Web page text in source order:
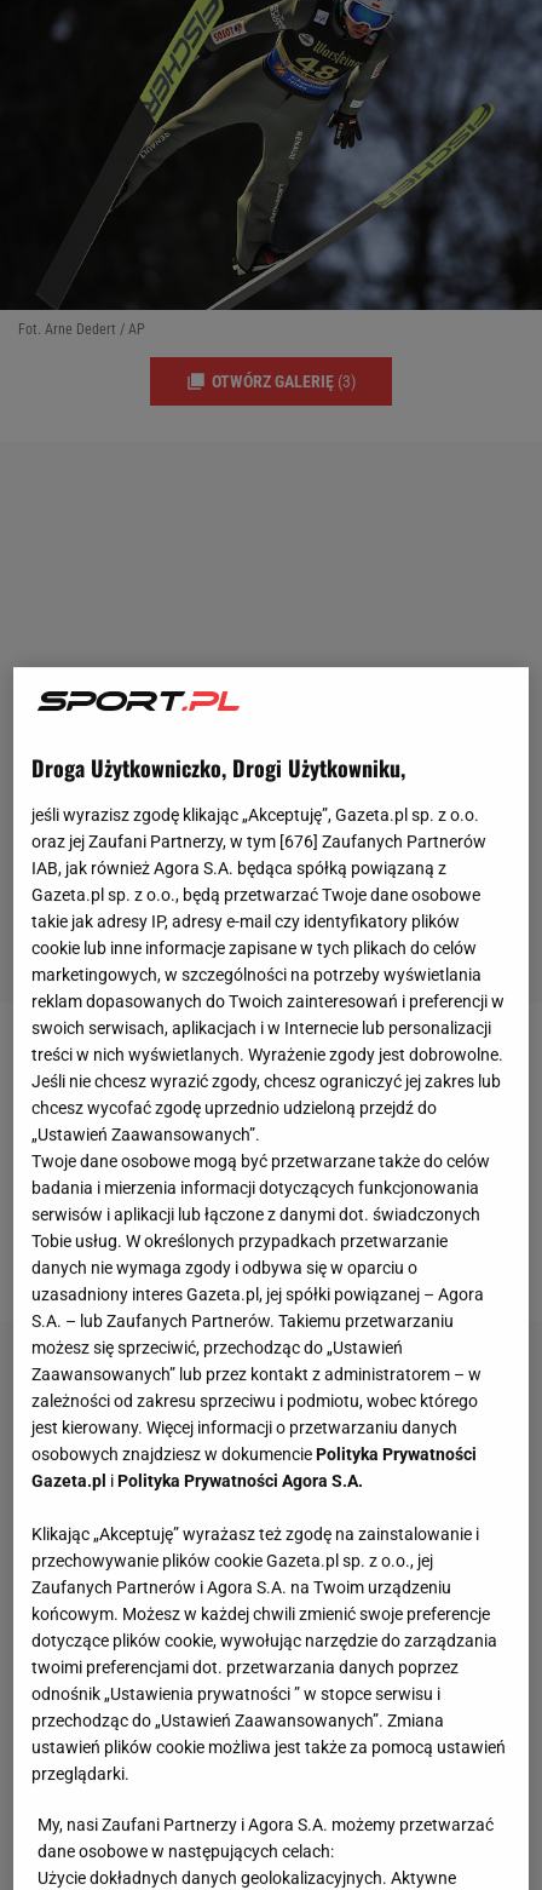
Fot. Arne Dedert / AP
OTWÓRZ GALERIĘ (3)
Po raz kolejny w tym sezonie okazuje się, że
kwalifikacje do konkursu indywidualnego są zupełnie
niepotrzebne. WKlingenthal
zgłoszonych zostało tylko 50zawodników, przez co
organizatorzy podjęli decyzję o zastąpieniu ich
prologiem, w którym wystartują wszyscy zawodnicy.
Przed nim odbędą się dwie serie treningowe.
Droga Użytkowniczko, Drogi Użytkowniku,
jeśli wyrazisz zgodę klikając „Akceptuję”, Gazeta.pl sp. z o.o.
oraz jej Zaufani Partnerzy, w tym [676] Zaufanych Partnerów
IAB, jak również Agora S.A. będąca spółką powiązaną z
Gazeta.pl sp. z o.o., będą przetwarzać Twoje dane osobowe
takie jak adresy IP, adresy e-mail czy identyfikatory plików
cookie lub inne informacje zapisane w tych plikach do celów
marketingowych, w szczególności na potrzeby wyświetlania
reklam dopasowanych do Twoich zainteresowań i preferencji w
swoich serwisach, aplikacjach i w Internecie lub personalizacji
treści w nich wyświetlanych. Wyrażenie zgody jest dobrowolne.
Jeśli nie chcesz wyrazić zgody, chcesz ograniczyć jej zakres lub
chcesz wycofać zgodę uprzednio udzieloną przejdź do
„Ustawień Zaawansowanych”.
Twoje dane osobowe mogą być przetwarzane także do celów
badania i mierzenia informacji dotyczących funkcjonowania
serwisów i aplikacji lub łączone z danymi dot. świadczonych
Tobie usług. W określonych przypadkach przetwarzanie
danych nie wymaga zgody i odbywa się w oparciu o
uzasadniony interes Gazeta.pl, jej spółki powiązanej – Agora
S.A. – lub Zaufanych Partnerów. Takiemu przetwarzaniu
możesz się sprzeciwić, przechodząc do „Ustawień
Zaawansowanych” lub przez kontakt z administratorem – w
zależności od zakresu sprzeciwu i podmiotu, wobec którego
jest kierowany. Więcej informacji o przetwarzaniu danych
osobowych znajdziesz w dokumenciePolityka Prywatności
Gazeta.pl iPolityka Prywatności Agora S.A.
Klikając „Akceptuję” wyrażasz też zgodę na zainstalowanie i
przechowywanie plików cookie Gazeta.pl sp. z o.o., jej
Zaufanych Partnerów i Agora S.A. na Twoim urządzeniu
końcowym. Możesz w każdej chwili zmienić swoje preferencje
dotyczące plików cookie, wywołując narzędzie do zarządzania
twoimi preferencjami dot. przetwarzania danych poprzez
odnośnik „Ustawienia prywatności ” w stopce serwisu i
przechodząc do „Ustawień Zaawansowanych”. Zmiana
ustawień plików cookie możliwa jest także za pomocą ustawień
przeglądarki.
My, nasi Zaufani Partnerzy i Agora S.A. możemy przetwarzać
dane osobowe w następujących celach:
Użycie dokładnych danych geolokalizacyjnych. Aktywne